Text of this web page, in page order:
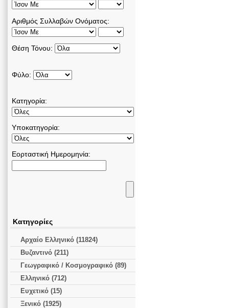
Αριθμός Συλλαβών Ονόματος:
Θέση Τόνου:
Φύλο:
Κατηγορία:
Υποκατηγορία:
Εορταστική Ημερομηνία:
Κατηγορίες
Αρχαίο Ελληνικό (11824)
Βυζαντινό (211)
Γεωγραφικό / Κοσμογραφικό (89)
Ελληνικό (712)
Ευχετικό (15)
Ξενικό (1925)